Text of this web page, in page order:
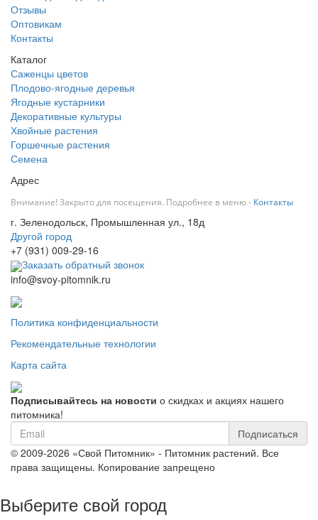
Отзывы
Оптовикам
Контакты
Каталог
Саженцы цветов
Плодово-ягодные деревья
Ягодные кустарники
Декоративные культуры
Хвойные растения
Горшечные растения
Семена
Адрес
Внимание! Закрыто для посещения. Подробнее в меню - Контакты
г. Зеленодольск, Промышленная ул., 18д
Другой город
+7 (931) 009-29-16
Заказать обратный звонок
info@svoy-pitomnik.ru
Политика конфиденциальности
Рекомендательные технологии
Карта сайта
Подписывайтесь на новости о скидках и акциях нашего
питомника!
Подписаться
© 2009-2026 «Свой Питомник» - Питомник растений. Все
права защищены. Копирование запрещено
Выберите свой город